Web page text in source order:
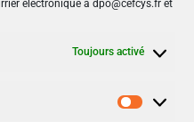
électronique à dpo@cefcys.fr et
Toujours activé